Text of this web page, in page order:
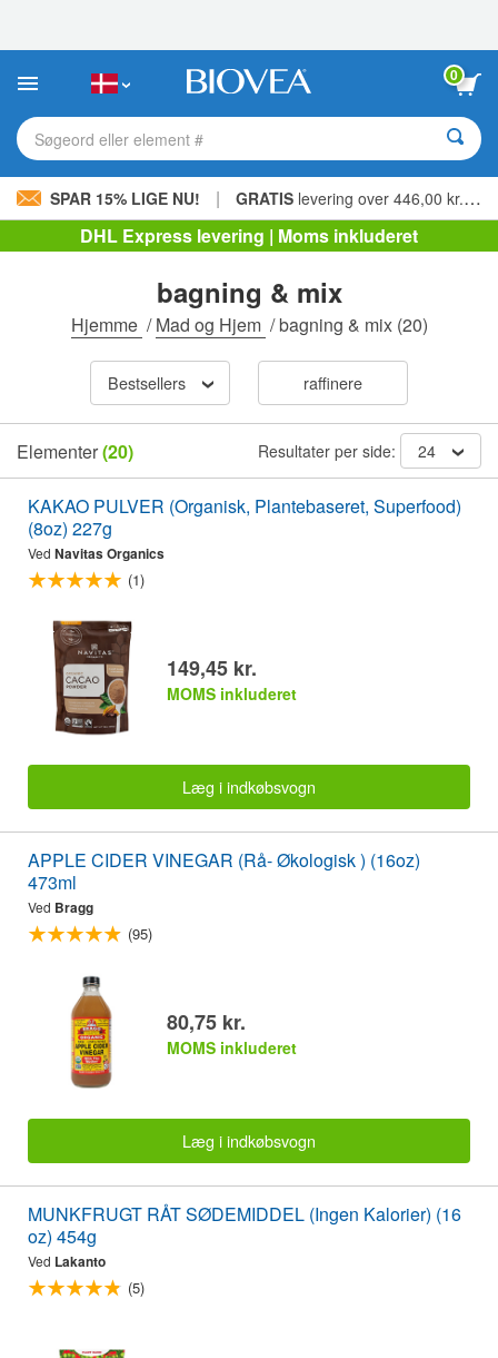
websted
0
Søgeord eller element #
SPAR 15% LIGE NU! | GRATIS levering over 446,00 kr. »
DHL Express levering | Moms inkluderet
bagning & mix
Hjemme /Mad og Hjem /bagning & mix(20)
Bestsellers raffinere
Elementer(20) Resultater per side: 24
KAKAO PULVER (Organisk, Plantebaseret, Superfood)
(8oz) 227g
Ved Navitas Organics
(1)
149,45 kr.
MOMS inkluderet
Læg i indkøbsvogn
APPLE CIDER VINEGAR (Rå- Økologisk ) (16oz)
473ml
Ved Bragg
(95)
80,75 kr.
MOMS inkluderet
Læg i indkøbsvogn
MUNKFRUGT RÅT SØDEMIDDEL (Ingen Kalorier) (16
oz) 454g
Ved Lakanto
(5)